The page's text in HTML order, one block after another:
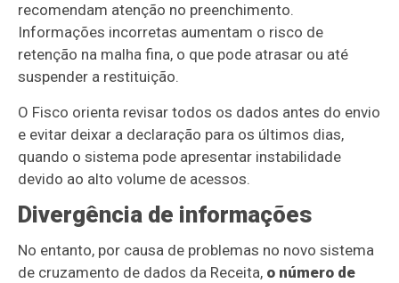
recomendam atenção no preenchimento.
Informações incorretas aumentam o risco de
retenção na malha fina, o que pode atrasar ou até
suspender a restituição.
O Fisco orienta revisar todos os dados antes do envio
e evitar deixar a declaração para os últimos dias,
quando o sistema pode apresentar instabilidade
devido ao alto volume de acessos.
Divergência de informações
No entanto, por causa de problemas no novo sistema
de cruzamento de dados da Receita, o número de